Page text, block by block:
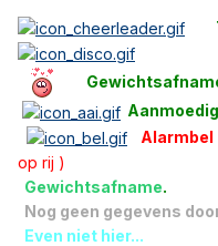
Alarmbel
op rij )
Gewichtsafname.
Nog geen gegevens
Even niet hier...